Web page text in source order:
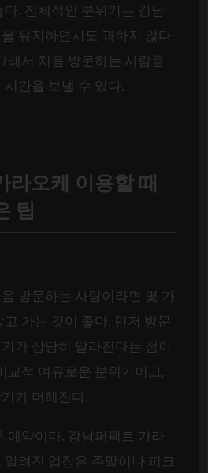
. 전체적인 분위기는 강남
유지하면서도 과하지 않다
래서 처음 방문하는 사람들
간을 보낼 수 있다.
라오케 이용할 때
팁
방문하는 사람이라면 몇 가
가는 것이 좋다. 먼저 방문
가 상당히 달라진다는 점이
교적 여유로운 분위기이고,
가 더해진다.
예약이다. 강남퍼펙트 가라
알려진 업장은 주말이나 피크